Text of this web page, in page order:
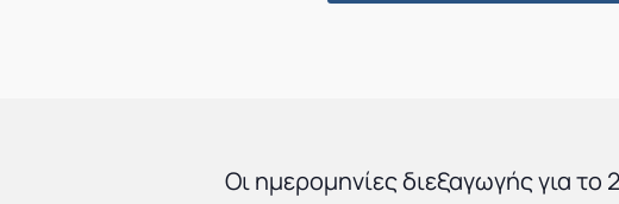
Οι ημερομηνίες διεξαγωγής για το